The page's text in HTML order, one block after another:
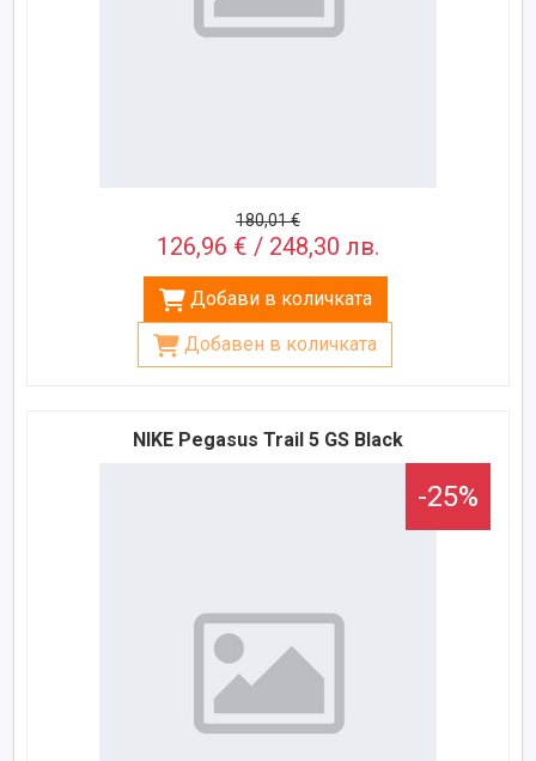
180,01 €
126,96 € / 248,30 лв.
Добави в количката
Добавен в количката
NIKE Pegasus Trail 5 GS Black
-25%